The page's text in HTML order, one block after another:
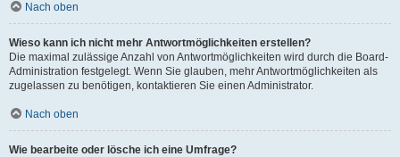
Nach oben
Wieso kann ich nicht mehr Antwortmöglichkeiten erstellen?
Die maximal zulässige Anzahl von Antwortmöglichkeiten wird durch die Board-
Administration festgelegt. Wenn Sie glauben, mehr Antwortmöglichkeiten als
zugelassen zu benötigen, kontaktieren Sie einen Administrator.
Nach oben
Wie bearbeite oder lösche ich eine Umfrage?